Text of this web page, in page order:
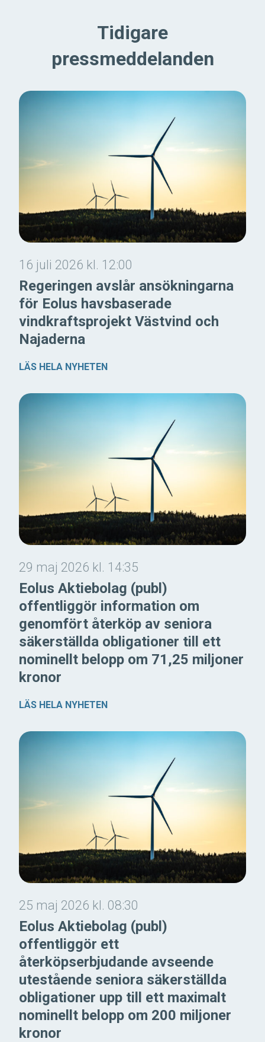
Tidigare
pressmeddelanden
16 juli 2026 kl. 12:00
Regeringen avslår ansökningarna
för Eolus havsbaserade
vindkraftsprojekt Västvind och
Najaderna
LÄS HELA NYHETEN
29 maj 2026 kl. 14:35
Eolus Aktiebolag (publ)
offentliggör information om
genomfört återköp av seniora
säkerställda obligationer till ett
nominellt belopp om 71,25 miljoner
kronor
LÄS HELA NYHETEN
25 maj 2026 kl. 08:30
Eolus Aktiebolag (publ)
offentliggör ett
återköpserbjudande avseende
utestående seniora säkerställda
obligationer upp till ett maximalt
nominellt belopp om 200 miljoner
kronor